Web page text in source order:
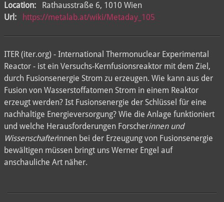
Location:
Rathausstraße 6, 1010 Wien
Url:
https://metalab.at/wiki/Metaday_105
ITER (iter.org) - International Thermonuclear Experimental
Reactor - ist ein Versuchs-Kernfusionsreaktor mit dem Ziel,
durch Fusionsenergie Strom zu erzeugen. Wie kann aus der
Fusion von Wasserstoffatomen Strom in einem Reaktor
erzeugt werden? Ist Fusionsenergie der Schlüssel für eine
nachhaltige Energieversorgung? Wie die Anlage funktioniert
und welche Herausforderungen Forscherinnen und
Wissenschafterinnen bei der Erzeugung von Fusionsenergie
bewältigen müssen bringt uns Werner Engel auf
anschauliche Art näher.